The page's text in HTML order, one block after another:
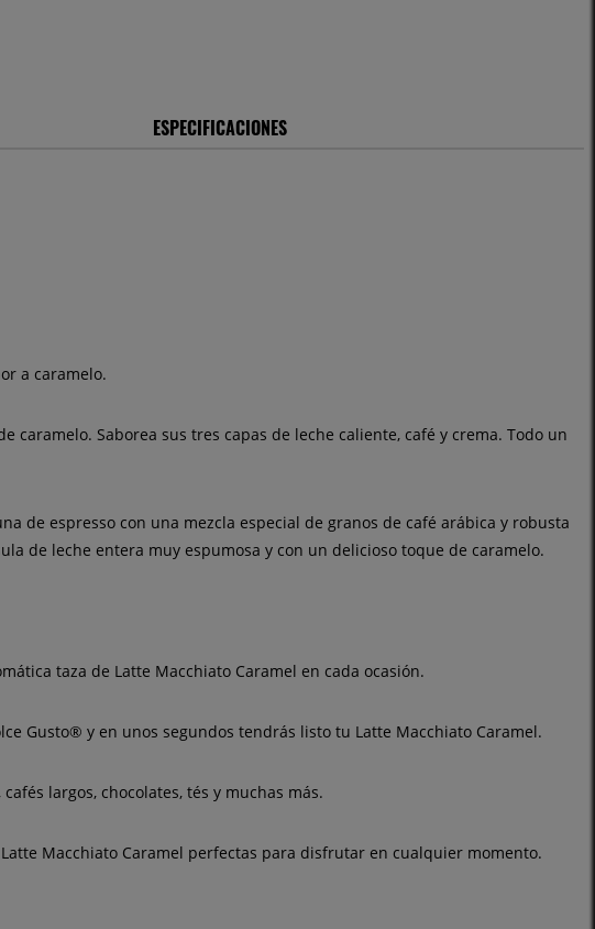
ESPECIFICACIONES
a caramelo.
caramelo. Saborea sus tres capas de leche caliente, café y crema. Todo un
de espresso con una mezcla especial de granos de café arábica y robusta
de leche entera muy espumosa y con un delicioso toque de caramelo.
taza de Latte Macchiato Caramel en cada ocasión.
Gusto® y en unos segundos tendrás listo tu Latte Macchiato Caramel.
largos, chocolates, tés y muchas más.
Macchiato Caramel perfectas para disfrutar en cualquier momento.